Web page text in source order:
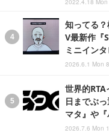
2022.4.18
知ってる
V最新作『
ミニイン
2026.6.1 Mon
世界的
日までぶ
マタ』や
2026.7.6 Mon